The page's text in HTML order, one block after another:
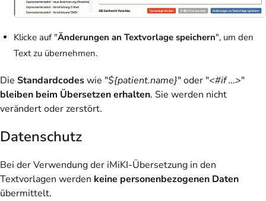
Klicke auf "Änderungen an Textvorlage speichern", um den
Text zu übernehmen.
Die Standardcodeswie "${patient.name}" oder "<#if …>"
bleiben beim Übersetzen erhalten. Sie werden nicht
verändert oder zerstört.
Datenschutz
Bei der Verwendung der iMiKI-Übersetzung in den
Textvorlagen werden keine personenbezogenen Daten
übermittelt.